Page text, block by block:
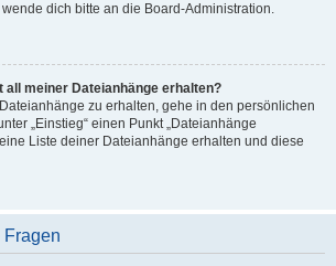
dich bitte an die Board-Administration.
all meiner Dateianhänge erhalten?
zu erhalten, gehe in den persönlichen
„Einstieg“ einen Punkt „Dateianhänge
Liste deiner Dateianhänge erhalten und diese
Fragen